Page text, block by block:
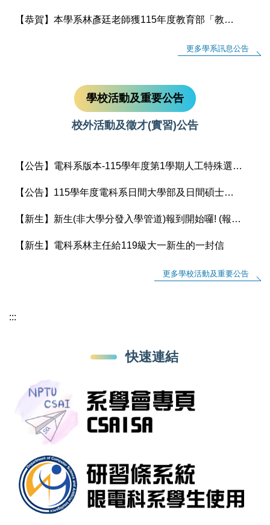
【恭賀】本學系林彥廷老師獲115年度教育部「教學實踐研究計畫」補助
更多學系訊息公告
學校活動及重要公告
校外活動及徵才(實習)公告
【公告】電科系版本-115學年度第1學期人工特殊選課(額滿加簽)作業說明
【公告】115學年度電科系日間大學部及日間碩士班 課程手冊上架
【新生】新生(非大學分發入學管道)報到開始囉! (報到時間：8/5/-8/12下午5:00止)
【新生】電科系林主任給119級大一新生的一封信
更多學校活動及重要公告
:::
快速連結